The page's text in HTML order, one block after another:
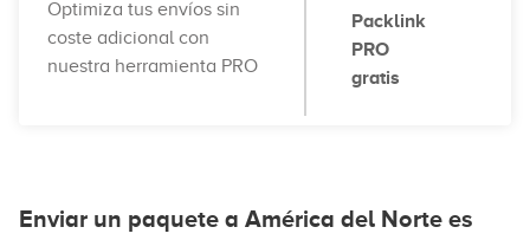
Optimiza tus envíos sin
coste adicional con
nuestra herramienta PRO
Packlink
PRO
gratis
Enviar un paquete a América del Norte es